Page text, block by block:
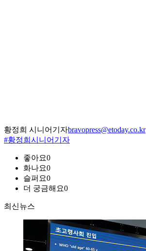
황정희 시니어기자bravopress@etoday.co.kr
#황정희시니어기자
좋아요0
화나요0
슬퍼요0
더 궁금해요0
최신뉴스